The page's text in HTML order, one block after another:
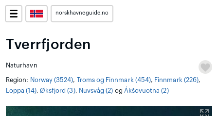
norskhavneguide.no
Tverrfjorden
Naturhavn
Region: Norway (3524), Troms og Finnmark (454), Finnmark (226),
Loppa (14), Øksfjord (3), Nuvsvåg (2) og Ákšovuotna (2)